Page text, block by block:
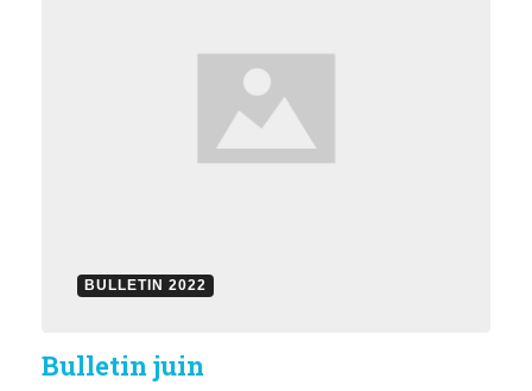
BULLETIN 2022
Bulletin juin